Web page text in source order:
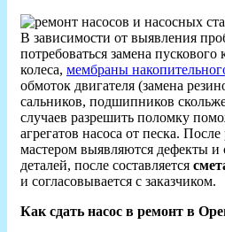
В зависимости от выявления
потребоваться замена пускового
колеса, мембраны
обмоток двигателя (замена
сальников, подшипников
случаев разрешить поломку
агрегатов насоса от песка. После
мастером выявляются дефекты
деталей, после составляется
и согласовывается с заказчиком.
Как сдать насос в ремонт в